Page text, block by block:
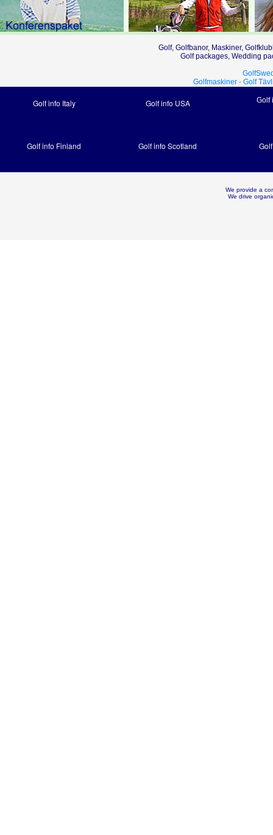
Golf, Golfbanor, Maskiner,
Golf packages, Wedding
Golfmaskiner - Golf
Golf info Italy Golf info USA Golf
Golf info Finland Golf info Scotland
We provide a
We drive